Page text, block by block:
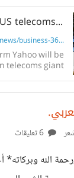
Yahoo sold to US telecoms giant Verizon
business-36...
Yahoo will be
telecoms giant
for
الله وبركاته*